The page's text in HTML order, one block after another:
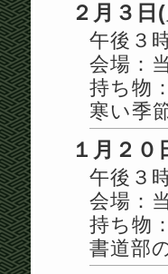
２月３
午後３
会場：
持ち物
寒い季
１月２
午後３
会場：
持ち物
書道部